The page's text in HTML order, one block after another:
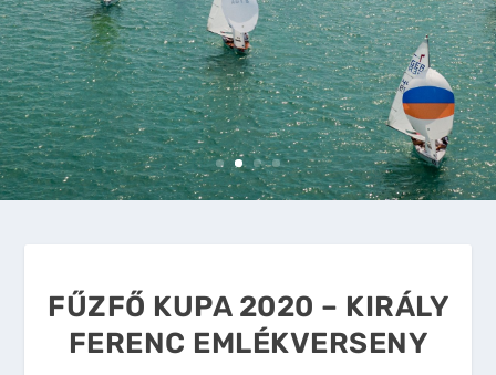
FŰZFŐ KUPA 2020 – KIRÁLY
FERENC EMLÉKVERSENY